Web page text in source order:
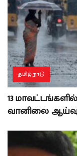
தமிழ்நாடு
13
வானிலை